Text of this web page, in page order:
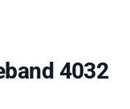
4032